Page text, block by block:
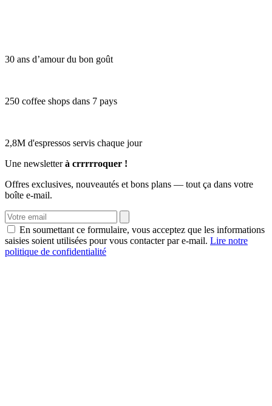
30 ans d’amour du bon goût
250 coffee shops dans 7 pays
2,8M d'espressos servis chaque jour
Une newsletterà crrrrroquer !
Offres exclusives, nouveautés et bons plans — tout ça dans votre
boîte e-mail.
En soumettant ce formulaire, vous acceptez que les informations
saisies soient utilisées pour vous contacter par e-mail. Lire notre
politique de confidentialité